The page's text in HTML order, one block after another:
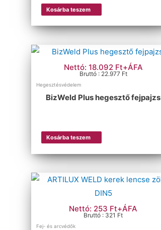
Kosárba teszem
Nettó: 18.092 Ft+ÁFA
Bruttó : 22.977 Ft
Hegesztésvédelem
BizWeld Plus hegesztő fejpajzs
Kosárba teszem
Nettó: 253 Ft+ÁFA
Bruttó : 321 Ft
Fej- és arcvédők